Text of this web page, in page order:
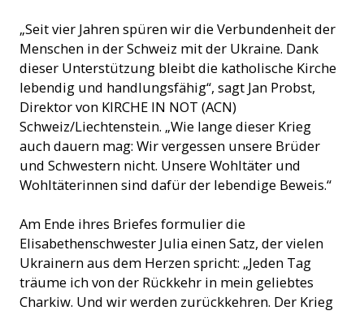
„Seit vier Jahren spüren wir die Verbundenheit der
Menschen in der Schweiz mit der Ukraine. Dank
dieser Unterstützung bleibt die katholische Kirche
lebendig und handlungsfähig“, sagt Jan Probst,
Direktor von KIRCHE IN NOT (ACN)
Schweiz/Liechtenstein. „Wie lange dieser Krieg
auch dauern mag: Wir vergessen unsere Brüder
und Schwestern nicht. Unsere Wohltäter und
Wohltäterinnen sind dafür der lebendige Beweis.“
Am Ende ihres Briefes formulier die
Elisabethenschwester Julia einen Satz, der vielen
Ukrainern aus dem Herzen spricht: „Jeden Tag
träume ich von der Rückkehr in mein geliebtes
Charkiw. Und wir werden zurückkehren. Der Krieg